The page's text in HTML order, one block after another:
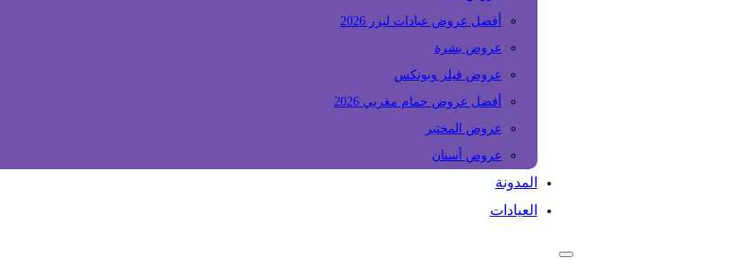
أفضل عروض عيادات ليزر 2026
عروض بشرة
عروض فيلر وبوتكس
أفضل عروض حمام مغربي 2026
عروض المختبر
عروض أسنان
المدونة
العيادات